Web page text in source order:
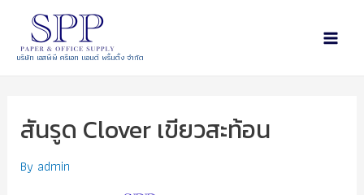
บริษัท เอสพีพี ครีเอท แอนด์ พริ้นติ้ง จำกัด
สันรูด Clover เขียวสะท้อน
By admin